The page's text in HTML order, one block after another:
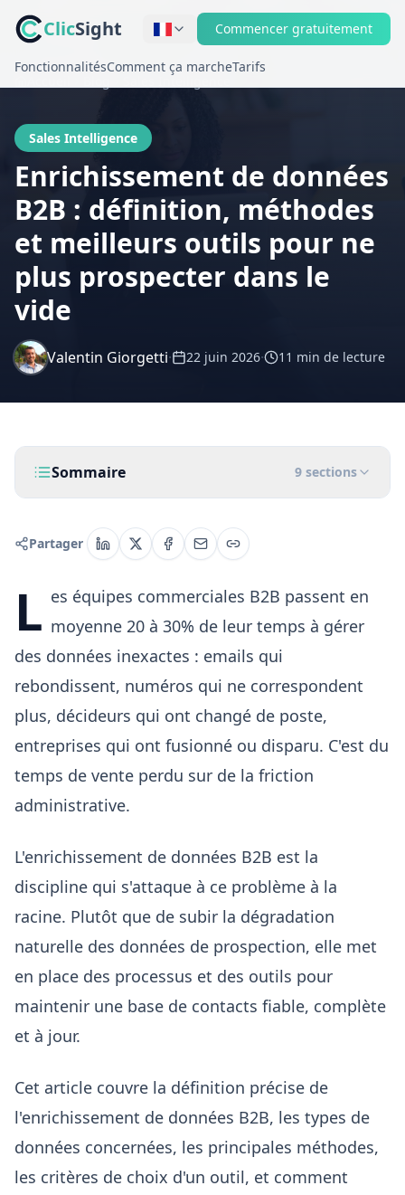
ClicSight Commencer gratuitement
FonctionnalitésComment ça marcheTarifs
Sales Intelligence
Sales Intelligence
Enrichissement de données
B2B : définition, méthodes
et meilleurs outils pour ne
plus prospecter dans le
vide
Valentin Giorgetti· 22 juin 2026· 11 min de lecture
Sommaire 9 sections
Partager
L es équipes commerciales B2B passent en
moyenne 20 à 30% de leur temps à gérer
des données inexactes : emails qui
rebondissent, numéros qui ne correspondent
plus, décideurs qui ont changé de poste,
entreprises qui ont fusionné ou disparu. C'est du
temps de vente perdu sur de la friction
administrative.
L'enrichissement de données B2B est la
discipline qui s'attaque à ce problème à la
racine. Plutôt que de subir la dégradation
naturelle des données de prospection, elle met
en place des processus et des outils pour
maintenir une base de contacts fiable, complète
et à jour.
Cet article couvre la définition précise de
l'enrichissement de données B2B, les types de
données concernées, les principales méthodes,
les critères de choix d'un outil, et comment